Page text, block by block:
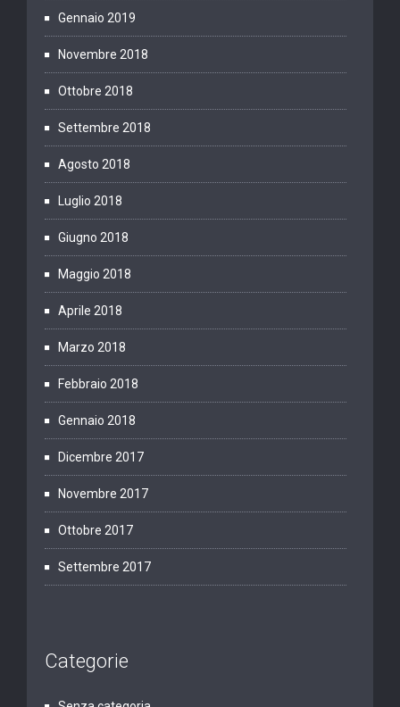
Gennaio 2019
Novembre 2018
Ottobre 2018
Settembre 2018
Agosto 2018
Luglio 2018
Giugno 2018
Maggio 2018
Aprile 2018
Marzo 2018
Febbraio 2018
Gennaio 2018
Dicembre 2017
Novembre 2017
Ottobre 2017
Settembre 2017
Categorie